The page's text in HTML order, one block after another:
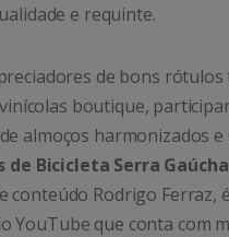
e requinte.
de bons
boutique,
almoços harmonizados
de Bicicleta Serra Gaúcha
Rodrigo Ferraz,
YouTube que conta com